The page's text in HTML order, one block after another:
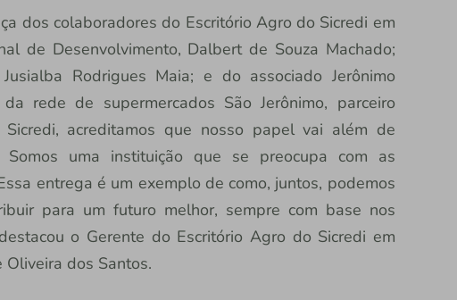
dos colaboradores do Escritório Agro do Sicredi em
de Desenvolvimento, Dalbert de Souza Machado;
Rodrigues Maia; e do associado Jerônimo
rede de supermercados São Jerônimo, parceiro
Sicredi, acreditamos que nosso papel vai além de
Somos uma instituição que se preocupa com as
entrega é um exemplo de como, juntos, podemos
para um futuro melhor, sempre com base nos
o Gerente do Escritório Agro do Sicredi em
Oliveira dos Santos.